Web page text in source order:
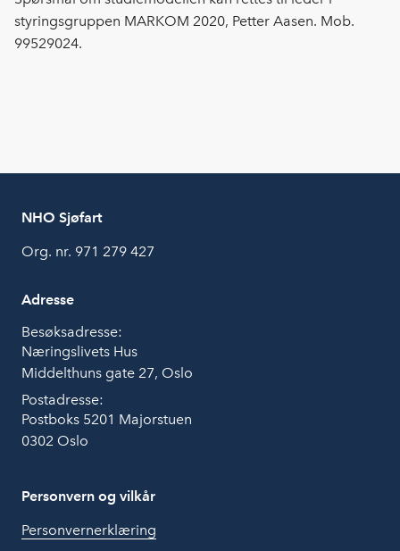
styringsgruppen MARKOM 2020, Petter Aasen. Mob.
99529024.
NHO Sjøfart
Org. nr. 971 279 427
Adresse
Besøksadresse:
Næringslivets Hus
Middelthuns gate 27, Oslo
Postadresse:
Postboks 5201 Majorstuen
0302 Oslo
Personvern og vilkår
Personvernerklæring